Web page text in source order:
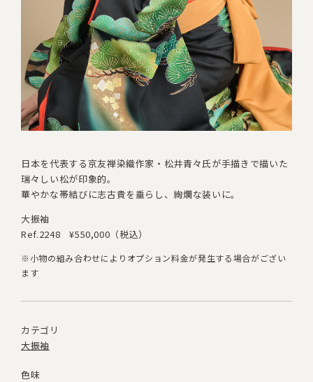
日本を代表する京友禅染織作家・松井青々氏が手描きで描いた
瑞々しい松が印象的。
華やかな帯結びに志古貴を垂らし、絢爛な装いに。
大振袖
Ref.2248
¥550,000（税込）
※小物の組み合わせによりオプション料金が発生する場合がござい
ます
カテゴリ
大振袖
色味